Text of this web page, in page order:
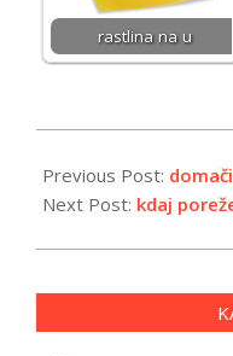
rastlina na u
01-
14
Previous Post:
Next Post: kdaj